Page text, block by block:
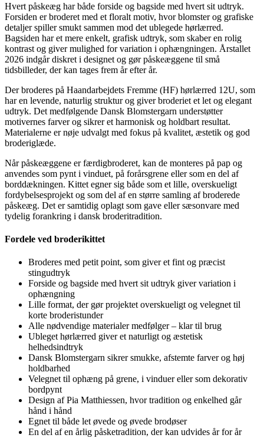
Hvert påskeæg har både forside og bagside med hvert sit udtryk.
Forsiden er broderet med et floralt motiv, hvor blomster og grafiske
detaljer spiller smukt sammen mod det ublegede hørlærred.
Bagsiden har et mere enkelt, grafisk udtryk, som skaber en rolig
kontrast og giver mulighed for variation i ophængningen. Årstallet
2026 indgår diskret i designet og gør påskeæggene til små
tidsbilleder, der kan tages frem år efter år.
Der broderes på Haandarbejdets Fremme (HF) hørlærred 12U, som
har en levende, naturlig struktur og giver broderiet et let og elegant
udtryk. Det medfølgende Dansk Blomstergarn understøtter
motivernes farver og sikrer et harmonisk og holdbart resultat.
Materialerne er nøje udvalgt med fokus på kvalitet, æstetik og god
broderiglæde.
Når påskeæggene er færdigbroderet, kan de monteres på pap og
anvendes som pynt i vinduet, på forårsgrene eller som en del af
borddækningen. Kittet egner sig både som et lille, overskueligt
fordybelsesprojekt og som del af en større samling af broderede
påskeæg. Det er samtidig oplagt som gave eller sæsonvare med
tydelig forankring i dansk broderitradition.
Fordele ved broderikittet
Broderes med petit point, som giver et fint og præcist
stingudtryk
Forside og bagside med hvert sit udtryk giver variation i
ophængning
Lille format, der gør projektet overskueligt og velegnet til
korte broderistunder
Alle nødvendige materialer medfølger – klar til brug
Ubleget hørlærred giver et naturligt og æstetisk
helhedsindtryk
Dansk Blomstergarn sikrer smukke, afstemte farver og høj
holdbarhed
Velegnet til ophæng på grene, i vinduer eller som dekorativ
bordpynt
Design af Pia Matthiessen, hvor tradition og enkelhed går
hånd i hånd
Egnet til både let øvede og øvede brodøser
En del af en årlig påsketradition, der kan udvides år for år